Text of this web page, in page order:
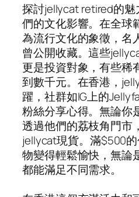
探討jellycat retired的
們的文化影響。在全球
為流行文化的象徵，名
曾公開收藏。這些
更是投資對象，有些稀
到數千元。在香港，
躍，社群如IG上的
粉絲分享心得。無論你
透過他們的荔枝角門市
jellycat現貨。滿$500
物變得輕鬆愉快，無論
都能滿足不同需求。